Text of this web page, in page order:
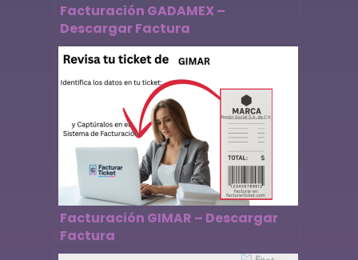
Facturación GADAMEX –
Descargar Factura
Facturación GIMAR – Descargar
Factura